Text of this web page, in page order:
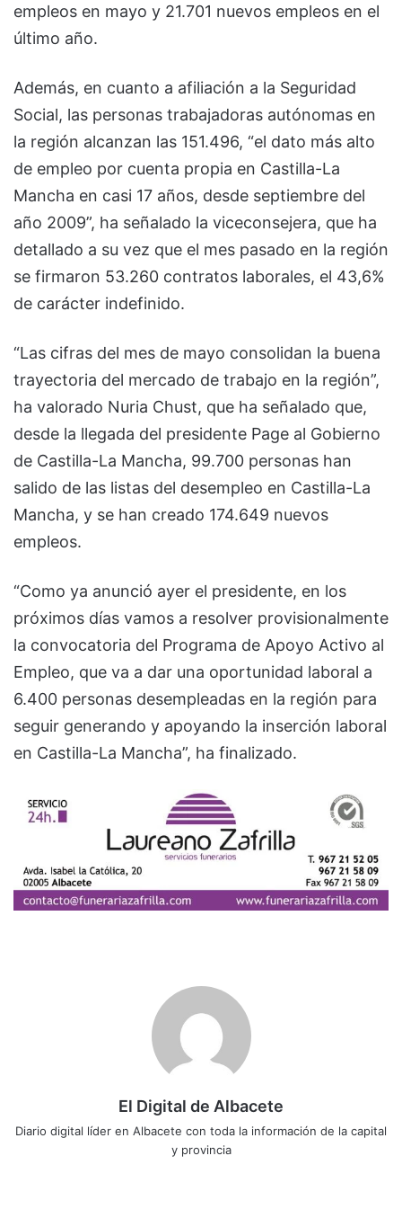
empleos en mayo y 21.701 nuevos empleos en el
último año.
Además, en cuanto a afiliación a la Seguridad
Social, las personas trabajadoras autónomas en
la región alcanzan las 151.496, “el dato más alto
de empleo por cuenta propia en Castilla-La
Mancha en casi 17 años, desde septiembre del
año 2009”, ha señalado la viceconsejera, que ha
detallado a su vez que el mes pasado en la región
se firmaron 53.260 contratos laborales, el 43,6%
de carácter indefinido.
“Las cifras del mes de mayo consolidan la buena
trayectoria del mercado de trabajo en la región”,
ha valorado Nuria Chust, que ha señalado que,
desde la llegada del presidente Page al Gobierno
de Castilla-La Mancha, 99.700 personas han
salido de las listas del desempleo en Castilla-La
Mancha, y se han creado 174.649 nuevos
empleos.
“Como ya anunció ayer el presidente, en los
próximos días vamos a resolver provisionalmente
la convocatoria del Programa de Apoyo Activo al
Empleo, que va a dar una oportunidad laboral a
6.400 personas desempleadas en la región para
seguir generando y apoyando la inserción laboral
en Castilla-La Mancha”, ha finalizado.
El Digital de Albacete
Diario digital líder en Albacete con toda la información de la capital
y provincia